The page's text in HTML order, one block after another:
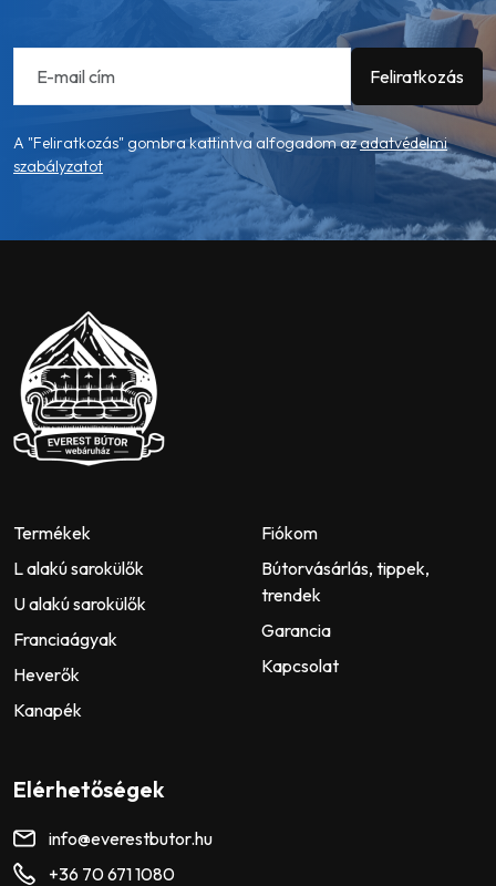
A "Feliratkozás" gombra kattintva alfogadom azadatvédelmi
szabályzatot
Termékek
L alakú sarokülők
U alakú sarokülők
Franciaágyak
Heverők
Kanapék
Fiókom
Bútorvásárlás, tippek,
trendek
Garancia
Kapcsolat
Elérhetőségek
info@everestbutor.hu
+36 70 671 1080